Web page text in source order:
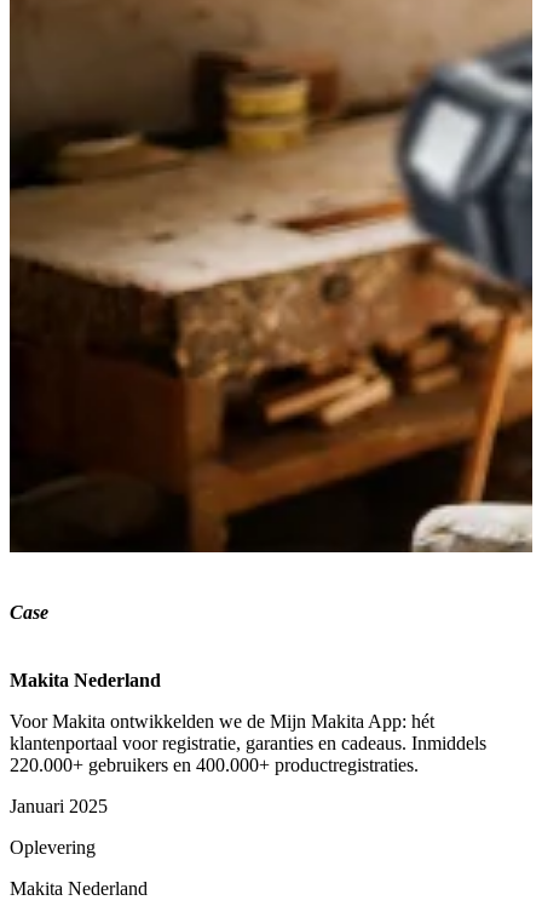
Case
Makita Nederland
Voor Makita ontwikkelden we de Mijn Makita App: hét
klantenportaal voor registratie, garanties en cadeaus. Inmiddels
220.000+ gebruikers en 400.000+ productregistraties.
Januari 2025
Oplevering
Makita Nederland